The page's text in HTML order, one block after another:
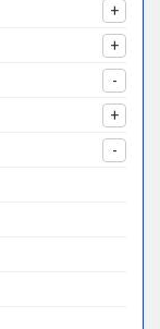
+
+
-
+
-